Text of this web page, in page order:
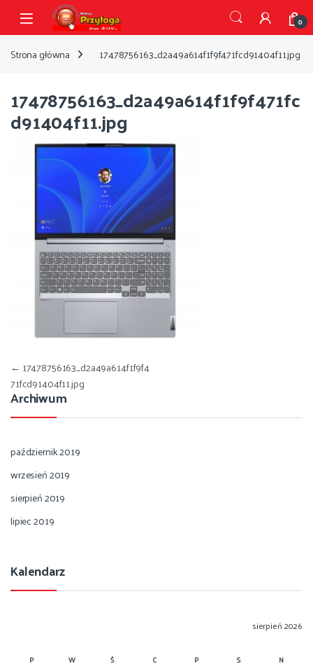
Przejdź do nawigacji
Przejdź do treści
Open 0
Strona główna 17478756163_d2a49a614f1f9f471fcd91404f11.jpg
17478756163_d2a49a614f1f9f471fc
d91404f11.jpg
Nawigacja wpisu
← 17478756163_d2a49a614f1f9f4
71fcd91404f11.jpg
Archiwum
październik 2019
wrzesień 2019
sierpień 2019
lipiec 2019
Kalendarz
sierpień 2026
P W Ś C P S N